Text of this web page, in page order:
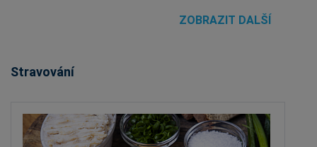
ZOBRAZIT DALŠÍ
Stravování